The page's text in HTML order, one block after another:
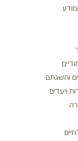
והשגתם
ויעדים